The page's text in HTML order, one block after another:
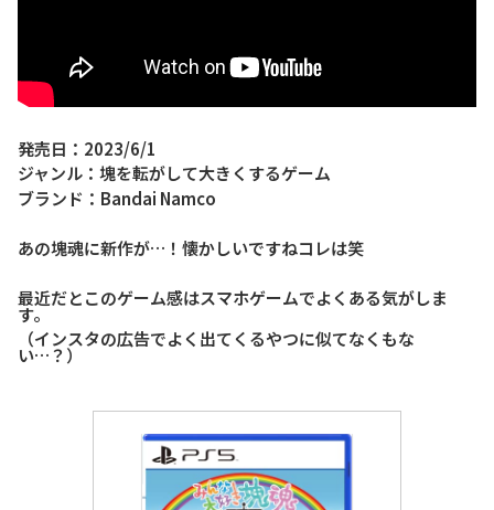
発売日：2023/6/1
ジャンル：塊を転がして大きくするゲーム
ブランド：Bandai Namco
あの塊魂に新作が…！懐かしいですねコレは笑
最近だとこのゲーム感はスマホゲームでよくある気がしま
す。
（インスタの広告でよく出てくるやつに似てなくもな
い…？）